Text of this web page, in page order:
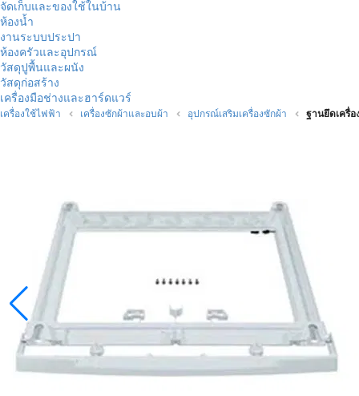
จัดเก็บและของใช้ในบ้าน
ห้องน้ำ
งานระบบประปา
ห้องครัวและอุปกรณ์
วัสดุปูพื้นและผนัง
วัสดุก่อสร้าง
เครื่องมือช่างและฮาร์ดแวร์
เครื่องใช้ไฟฟ้า เครื่องซักผ้าและอบผ้า อุปกรณ์เสริมเครื่องซักผ้า ฐานยึดเครื่อ